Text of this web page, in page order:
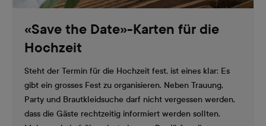
«Save the Date»-Karten für die
Hochzeit
Steht der Termin für die Hochzeit fest, ist eines klar: Es
gibt ein grosses Fest zu organisieren. Neben Trauung,
Party und Brautkleidsuche darf nicht vergessen werden,
dass die Gäste rechtzeitig informiert werden sollten.